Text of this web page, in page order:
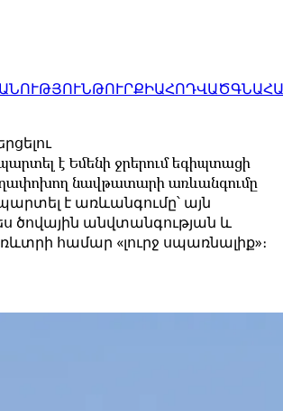
ԹՈՒՐՔԻԱՀՈԴՎԱԾ
է Եմենի ջրերում եգիպտացի
նավթատարի առևանգումը
է առևանգումը՝ այն
ծովային անվտանգության և
համար «լուրջ սպառնալիք»։